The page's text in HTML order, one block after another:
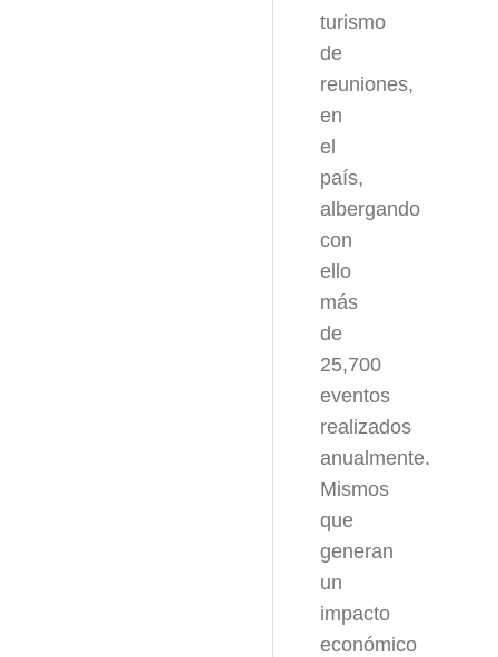
turismo
de
reuniones,
en
el
país,
albergando
con
ello
más
de
25,700
eventos
realizados
anualmente.
Mismos
que
generan
un
impacto
económico